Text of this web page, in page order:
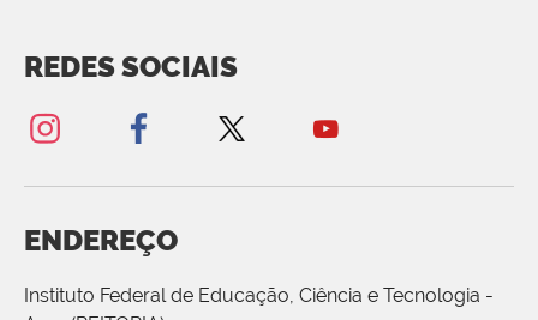
REDES SOCIAIS
ENDEREÇO
Instituto Federal de Educação, Ciência e Tecnologia -